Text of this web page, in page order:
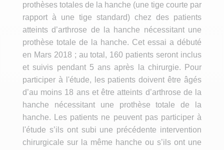
prothèses totales de la hanche (une tige courte par
rapport à une tige standard) chez des patients
atteints d’arthrose de la hanche nécessitant une
prothèse totale de la hanche. Cet essai a débuté
en Mars 2018 ; au total, 160 patients seront inclus
et suivis pendant 5 ans après la chirurgie. Pour
participer à l'étude, les patients doivent être âgés
d’au moins 18 ans et être atteints d’arthrose de la
hanche nécessitant une prothèse totale de la
hanche. Les patients ne peuvent pas participer à
l'étude s’ils ont subi une précédente intervention
chirurgicale sur la même hanche ou s’ils ont une